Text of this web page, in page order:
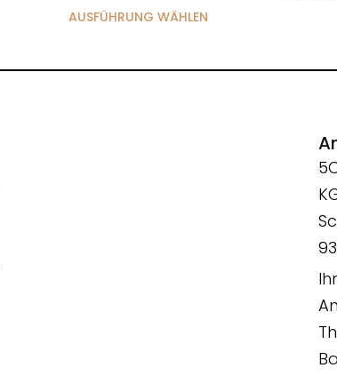
AUSFÜHRUNG WÄHLEN
Ihr